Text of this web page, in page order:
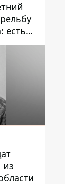
есть
из